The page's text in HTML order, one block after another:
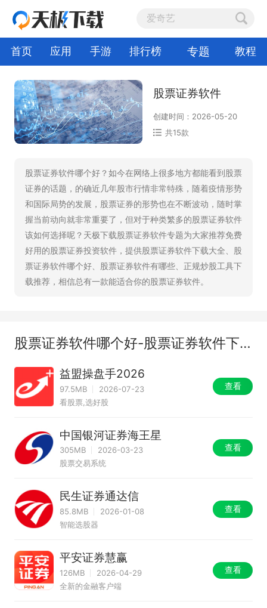
首页 应用 手游 排行榜 专题 教程
股票证券软件
创建时间：2026-05-20
共15款
股票证券软件哪个好？如今在网络上很多地方都能看到股票
证券的话题，的确近几年股市行情非常特殊，随着疫情形势
和国际局势的发展，股票证券的形势也在不断波动，随时掌
握当前动向就非常重要了，但对于种类繁多的股票证券软件
该如何选择呢？天极下载股票证券软件专题为大家推荐免费
好用的股票证券投资软件，提供股票证券软件下载大全、股
票证券软件哪个好、股票证券软件有哪些、正规炒股工具下
载推荐，相信总有一款能适合你的股票证券软件。
股票证券软件哪个好-股票证券软件下载-股票证券软件排行榜
益盟操盘手2026
97.5MB
2026-07-23
看股票,选好股
查看
中国银河证券海王星
305MB
2026-03-23
股票交易系统
查看
民生证券通达信
85.8MB
2026-01-08
智能选股器
查看
平安证券慧赢
126MB
2026-04-29
全新的金融客户端
查看